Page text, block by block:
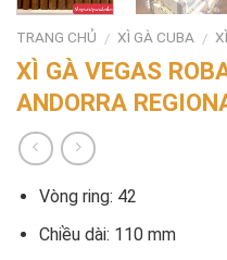
TRANG CHỦ / XÌ GÀ CUBA /
XÌ GÀ VEGAS
ANDORRA
Vòng ring: 42
Chiều dài: 110 mm